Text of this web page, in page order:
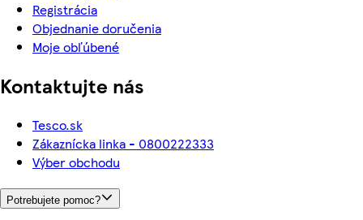
Registrácia
Objednanie doručenia
Moje obľúbené
Kontaktujte nás
Tesco.sk
Zákaznícka linka - 0800222333
Výber obchodu
Potrebujete pomoc?